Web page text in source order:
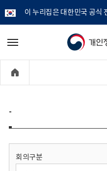
이 누리집은 대한민국 공식
개
정
보
메
기
-
회의구분